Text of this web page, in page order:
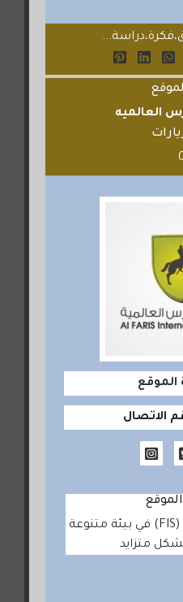
العالميه
الموقع
الاتصال
يعيش طلاب الفارس (FIS) في بيئة متنوعة
متزايد